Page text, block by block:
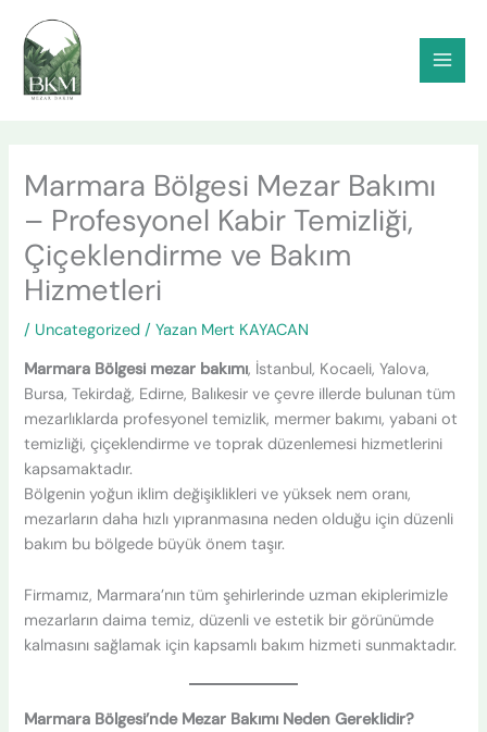
atla
Marmara Bölgesi Mezar Bakımı
– Profesyonel Kabir Temizliği,
Çiçeklendirme ve Bakım
Hizmetleri
/ Uncategorized / Yazan Mert KAYACAN
Marmara Bölgesi mezar bakımı, İstanbul, Kocaeli, Yalova,
Bursa, Tekirdağ, Edirne, Balıkesir ve çevre illerde bulunan tüm
mezarlıklarda profesyonel temizlik, mermer bakımı, yabani ot
temizliği, çiçeklendirme ve toprak düzenlemesi hizmetlerini
kapsamaktadır.
Bölgenin yoğun iklim değişiklikleri ve yüksek nem oranı,
mezarların daha hızlı yıpranmasına neden olduğu için düzenli
bakım bu bölgede büyük önem taşır.
Firmamız, Marmara’nın tüm şehirlerinde uzman ekiplerimizle
mezarların daima temiz, düzenli ve estetik bir görünümde
kalmasını sağlamak için kapsamlı bakım hizmeti sunmaktadır.
Marmara Bölgesi’nde Mezar Bakımı Neden Gereklidir?